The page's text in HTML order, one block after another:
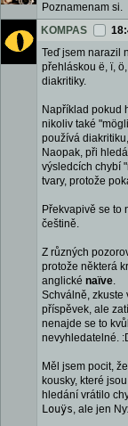
Poznamenam si.
KOMPAS
Teď jsem narazil
přehláskou ë, ï,
diakritiky.
Například pokud
nikoliv také
používá
Naopak, při
výsledcích chybí
tvary, protože
Překvapivě se to
češtině.
Z různých
protože některá
anglické naïve.
Schválně, zkuste
příspěvek, ale
nenajde se to
nevyhledatelné.
Měl jsem pocit,
kousky, které
hledání vrátilo
Louÿs, ale jen